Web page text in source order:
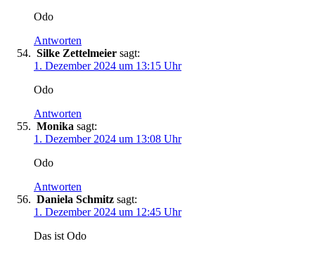
Odo
Antworten
Silke Zettelmeier sagt:
1. Dezember 2024 um 13:15 Uhr
Odo
Antworten
Monika sagt:
1. Dezember 2024 um 13:08 Uhr
Odo
Antworten
Daniela Schmitz sagt:
1. Dezember 2024 um 12:45 Uhr
Das ist Odo